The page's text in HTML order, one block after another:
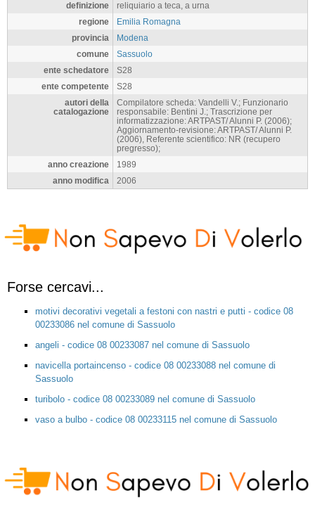
definizione
reliquiario a teca, a urna
regione
Emilia Romagna
provincia
Modena
comune
Sassuolo
ente schedatore
S28
ente competente
S28
autori della
catalogazione
Compilatore scheda: Vandelli V.; Funzionario
responsabile: Bentini J.; Trascrizione per
informatizzazione: ARTPAST/ Alunni P. (2006);
Aggiornamento-revisione: ARTPAST/ Alunni P.
(2006), Referente scientifico: NR (recupero
pregresso);
anno creazione
1989
anno modifica
2006
Forse cercavi...
motivi decorativi vegetali a festoni con nastri e putti - codice 08
00233086 nel comune di Sassuolo
angeli - codice 08 00233087 nel comune di Sassuolo
navicella portaincenso - codice 08 00233088 nel comune di
Sassuolo
turibolo - codice 08 00233089 nel comune di Sassuolo
vaso a bulbo - codice 08 00233115 nel comune di Sassuolo